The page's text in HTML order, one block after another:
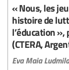
« Nous, les
histoire de
l’éducation »,
(CTERA,
Eva Maia